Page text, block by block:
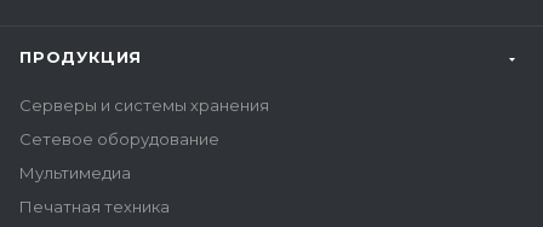
ПРОДУКЦИЯ
Серверы и системы хранения
Сетевое оборудование
Мультимедиа
Печатная техника